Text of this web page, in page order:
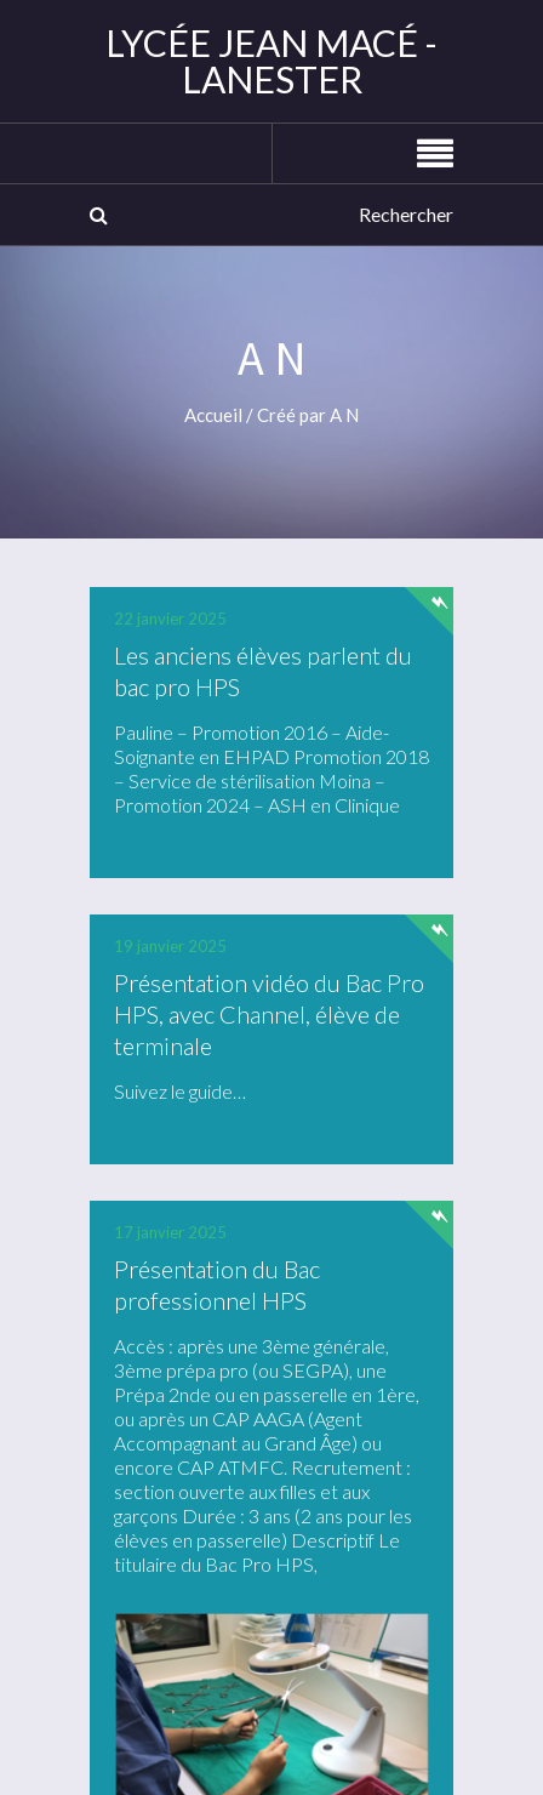
LYCÉE JEAN MACÉ -
LANESTER
A N
Accueil /Créé par A N
22 janvier 2025
Les anciens élèves parlent du
bac pro HPS
Pauline – Promotion 2016 – Aide-
Soignante en EHPAD Promotion 2018
– Service de stérilisation Moina –
Promotion 2024 – ASH en Clinique
19 janvier 2025
Présentation vidéo du Bac Pro
HPS, avec Channel, élève de
terminale
Suivez le guide…
17 janvier 2025
Présentation du Bac
professionnel HPS
Accès : après une 3ème générale,
3ème prépa pro (ou SEGPA), une
Prépa 2nde ou en passerelle en 1ère,
ou après un CAP AAGA (Agent
Accompagnant au Grand Âge) ou
encore CAP ATMFC. Recrutement :
section ouverte aux filles et aux
garçons Durée : 3 ans (2 ans pour les
élèves en passerelle) Descriptif Le
titulaire du Bac Pro HPS,